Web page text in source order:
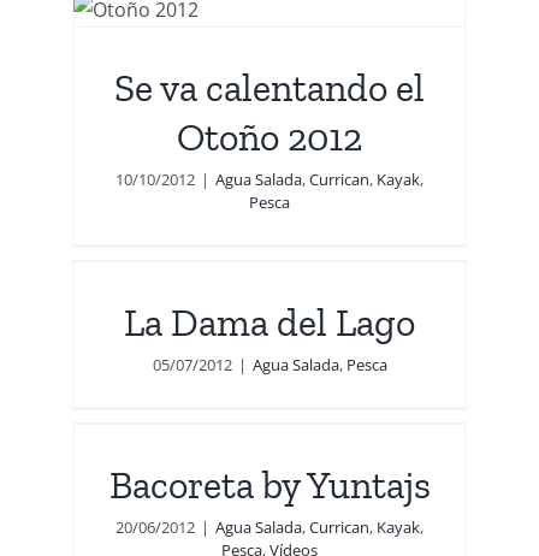
Se va calentando el
Otoño 2012
10/10/2012 | Agua Salada,Currican, Kayak,
Pesca
La Dama del Lago
05/07/2012 | Agua Salada, Pesca
Bacoreta by Yuntajs
20/06/2012 | Agua Salada,Currican, Kayak,
Pesca,Vídeos